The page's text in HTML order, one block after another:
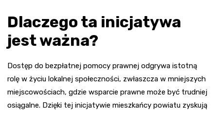
Dlaczego ta inicjatywa
jest ważna?
Dostęp do bezpłatnej pomocy prawnej odgrywa istotną
rolę w życiu lokalnej społeczności, zwłaszcza w mniejszych
miejscowościach, gdzie wsparcie prawne może być trudniej
osiągalne. Dzięki tej inicjatywie mieszkańcy powiatu zyskują